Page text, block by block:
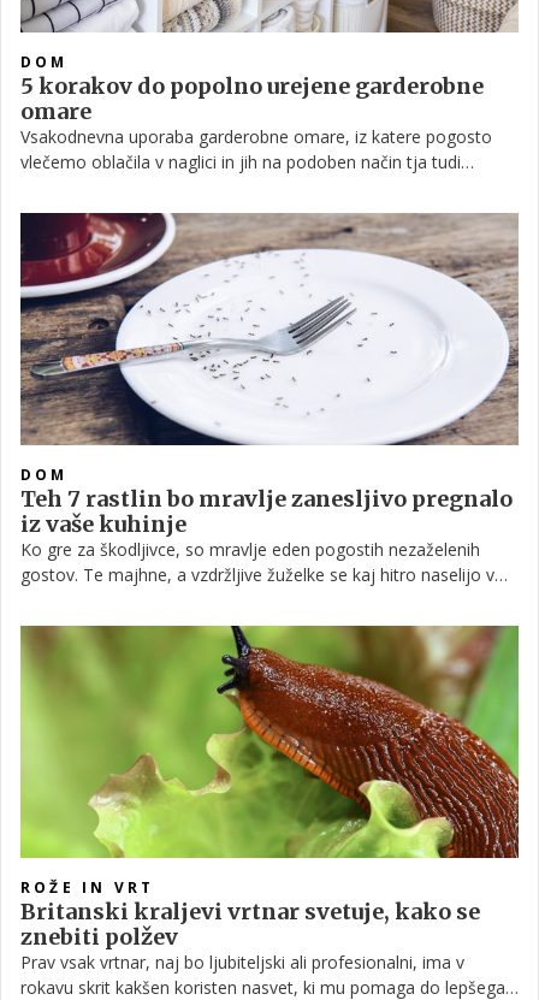
DOM
5 korakov do popolno urejene garderobne
omare
Vsakodnevna uporaba garderobne omare, iz katere pogosto
vlečemo oblačila v naglici in jih na podoben način tja tudi
vlada kaos, hitro izgubimo pregled nad tem, kaj sploh imamo.
Preberite, kako lahko v svoji garderobni omari spet ustvarite
red – in to v samo 5 korakih.
DOM
Teh 7 rastlin bo mravlje zanesljivo pregnalo
iz vaše kuhinje
Ko gre za škodljivce, so mravlje eden pogostih nezaželenih
gostov. Te majhne, a vzdržljive žuželke se kaj hitro naselijo v
neposrednega škodljivega učinka, jih v svojem domu seveda ne
želimo. Če jih opazite, zato ne čakajte, ampak ukrepajte takoj.
Da pa mravlje zavetja sploh ne bi iskale v vašem domu, lahko
dosežete s sajenjem nekaterih rastlin.
ROŽE IN VRT
Britanski kraljevi vrtnar svetuje, kako se
znebiti polžev
Prav vsak vrtnar, naj bo ljubiteljski ali profesionalni, ima v
rokavu skrit kakšen koristen nasvet, ki mu pomaga do lepšega